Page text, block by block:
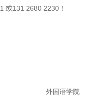
或131 2680 2230！
外国语学院